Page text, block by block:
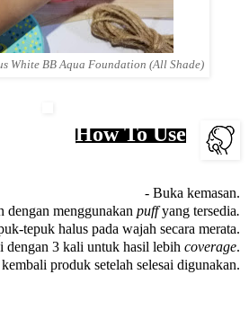
White BB Aqua Foundation (All Shade)
How To Use
- Buka kemasan.
dengan menggunakan puffyang tersedia.
tepuk halus pada wajah secara merata.
dengan 3 kali untuk hasil lebih coverage.
produk setelah selesai digunakan.